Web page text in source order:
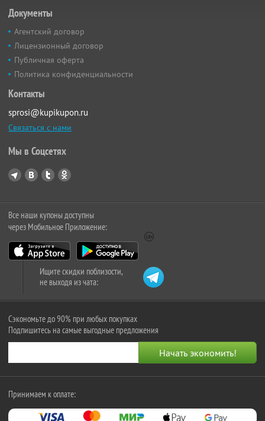
Документы
Агентский договор
Лицензионный договор
Публичная оферта
Политика конфиденциальности
Контакты
sprosi@kupikupon.ru
Связаться с нами
Мы в Соцсетях
Все наши купоны доступны
через Мобильное Приложение:
Ищите скидки поблизости,
не выходя из чата:
Сэкономьте до 90% при любых покупках
Подпишитесь на самые выгодные предложения
Принимаем к оплате: